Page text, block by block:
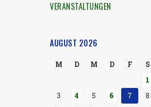
VERANSTALTUNGEN
AUGUST 2026
M D M D F S
1
3
4 5 6 7 8